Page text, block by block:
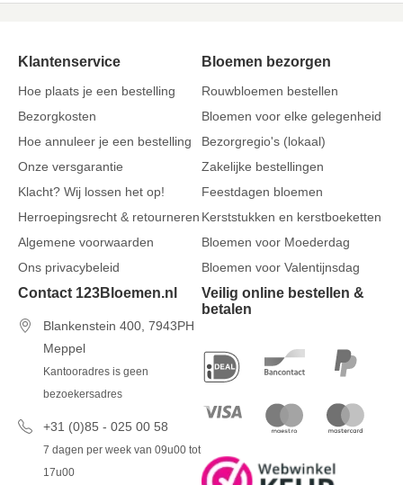
Klantenservice
Hoe plaats je een bestelling
Bezorgkosten
Hoe annuleer je een bestelling
Onze versgarantie
Klacht? Wij lossen het op!
Herroepingsrecht & retourneren
Algemene voorwaarden
Ons privacybeleid
Bloemen bezorgen
Rouwbloemen bestellen
Bloemen voor elke gelegenheid
Bezorgregio's (lokaal)
Zakelijke bestellingen
Feestdagen bloemen
Kerststukken en kerstboeketten
Bloemen voor Moederdag
Bloemen voor Valentijnsdag
Contact 123Bloemen.nl
Blankenstein 400, 7943PH
Meppel
Kantooradres is geen
bezoekersadres
+31 (0)85 - 025 00 58
7 dagen per week van 09u00 tot
17u00
Veilig online bestellen &
betalen